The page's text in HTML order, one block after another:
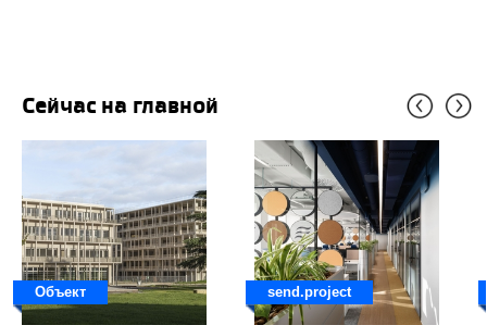
Сейчас на главной
Объект send.project